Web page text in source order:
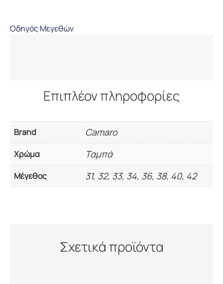
TOBACCO
Οδηγός Μεγεθών
Επιπλέον πληροφορίες
Brand Camaro
Χρώμα Ταμπά
Μέγεθος 31, 32, 33, 34, 36, 38, 40, 42
Σχετικά προϊόντα